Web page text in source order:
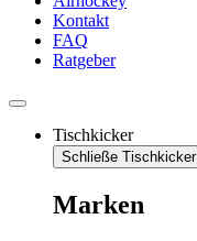
Kontakt
FAQ
Ratgeber
Tischkicker
Schließe Tischkicker
Marken